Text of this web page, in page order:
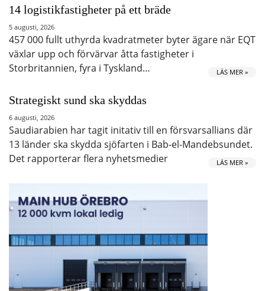
14 logistikfastigheter på ett bräde
5 augusti, 2026
457 000 fullt uthyrda kvadratmeter byter ägare när EQT
växlar upp och förvärvar åtta fastigheter i
Storbritannien, fyra i Tyskland…
LÄS MER »
Strategiskt sund ska skyddas
6 augusti, 2026
Saudiarabien har tagit initativ till en försvarsallians där
13 länder ska skydda sjöfarten i Bab-el-Mandebsundet.
Det rapporterar flera nyhetsmedier
LÄS MER »